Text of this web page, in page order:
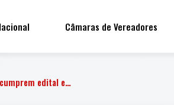
Câmaras de Vereadores
edital e…